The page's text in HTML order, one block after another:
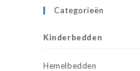
Categorieën
Kinderbedden
Hemelbedden